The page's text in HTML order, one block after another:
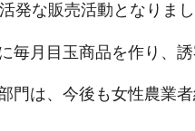
発な販売活動となりまし
月目玉商品を作り、誘
は、今後も女性農業